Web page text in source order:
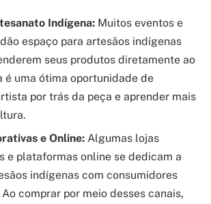
Indígena: Muitos eventos e
espaço para artesãos indígenas
seus produtos diretamente ao
é uma ótima oportunidade de
por trás da peça e aprender mais
e Online: Algumas lojas
e plataformas online se dedicam a
indígenas com consumidores
comprar por meio desses canais,